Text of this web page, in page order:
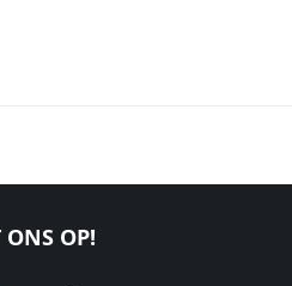
OP!